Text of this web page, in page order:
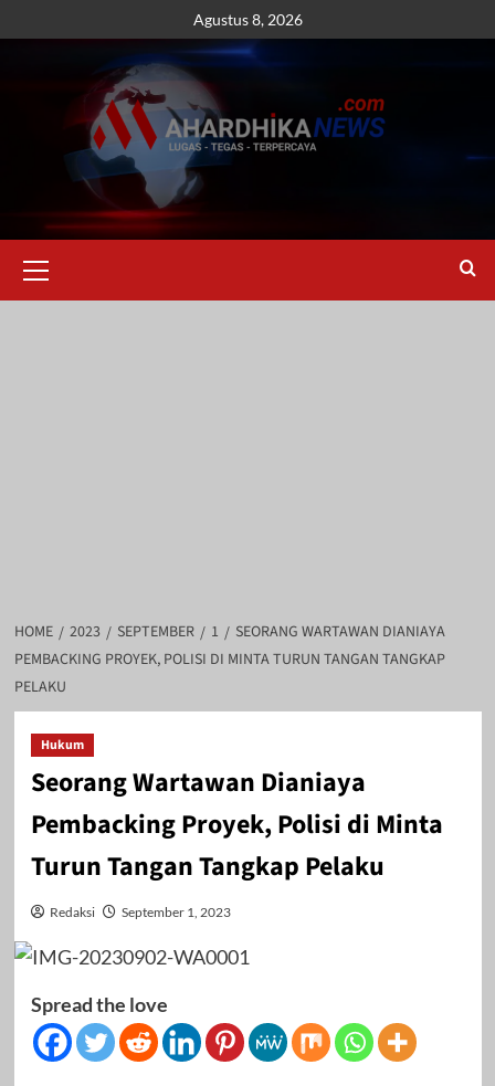
to
Agustus 8, 2026
Menu
HOME 2023 SEPTEMBER 1
SEORANG WARTAWAN DIANIAYA
PEMBACKING PROYEK, POLISI DI MINTA TURUN TANGAN TANGKAP
PELAKU
Hukum
Seorang Wartawan Dianiaya
Pembacking Proyek, Polisi di Minta
Turun Tangan Tangkap Pelaku
Redaksi September 1, 2023
Spread the love